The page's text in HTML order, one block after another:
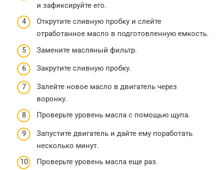
и зафиксируйте его.
Открутите сливную пробку и слейте
отработанное масло в подготовленную емкость.
Замените масляный фильтр.
Закрутите сливную пробку.
Залейте новое масло в двигатель через
воронку.
Проверьте уровень масла с помощью щупа.
Запустите двигатель и дайте ему поработать
несколько минут.
Проверьте уровень масла еще раз.